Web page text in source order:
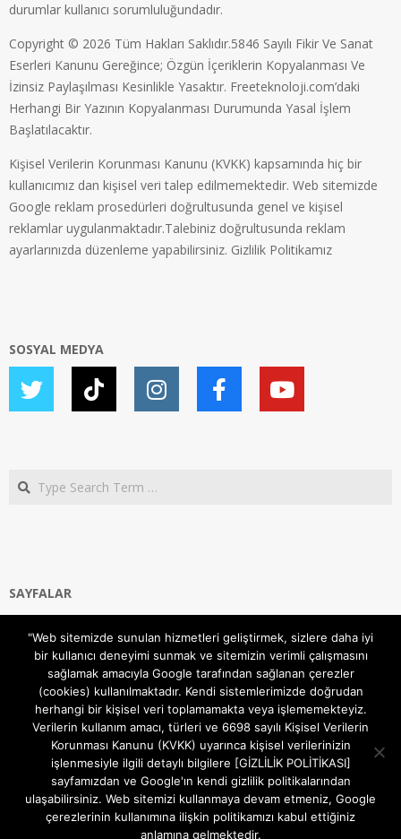
durumlar kullanıcı sorumluluğundadır.
Copyright © 2026 Tüm Hakları Saklıdır.5846 Sayılı Fikir Ve Sanat
Eserleri Kanunu Gereğince; Özgün İçeriklerin Kopyalanması Ve
İzinsiz Paylaşılması Kesinlikle Yasaktır. Freeteknoloji.com’daki
Herhangi Bir Yazının Kopyalanması Durumunda Yasal İşlem
Başlatılacaktır.
Kişisel Verilerin Korunması Kanunu (KVKK) kapsamında hiç bir
kullanıcımız dan kişisel veri talep edilmemektedir. Web sitemizde
Google reklam prosedürleri doğrultusunda genel ve kişisel
reklamlar uygulanmaktadır.Talebiniz doğrultusunda reklam
ayarlarınızda düzenleme yapabilirsiniz. Gizlilik Politikamız
SOSYAL MEDYA
Search
SAYFALAR
Gizlilik ve Çerezler (Cookies) Politikası
Hakkımızda
İletişim Kanalları
MODEM KURULUM
TEKNİK DESTEK
TELEVİZYON SİSTEMLERİ
"Web sitemizde sunulan hizmetleri geliştirmek, sizlere daha iyi
bir kullanıcı deneyimi sunmak ve sitemizin verimli çalışmasını
sağlamak amacıyla Google tarafından sağlanan çerezler
(cookies) kullanılmaktadır. Kendi sistemlerimizde doğrudan
herhangi bir kişisel veri toplamamakta veya işlememekteyiz.
Verilerin kullanım amacı, türleri ve 6698 sayılı Kişisel Verilerin
Korunması Kanunu (KVKK) uyarınca kişisel verilerinizin
işlenmesiyle ilgili detaylı bilgilere [GİZLİLİK POLİTİKASI]
sayfamızdan ve Google'ın kendi gizlilik politikalarından
ulaşabilirsiniz. Web sitemizi kullanmaya devam etmeniz, Google
çerezlerinin kullanımına ilişkin politikamızı kabul ettiğiniz
anlamına gelmektedir.